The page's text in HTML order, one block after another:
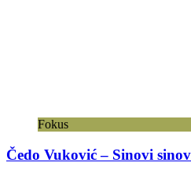
Fokus
Čedo Vuković – Sinovi